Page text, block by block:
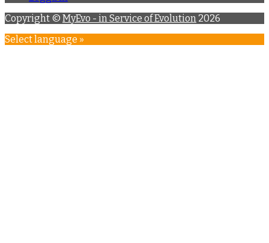
Copyright © MyEvo - in Service of Evolution 2026
Select language »